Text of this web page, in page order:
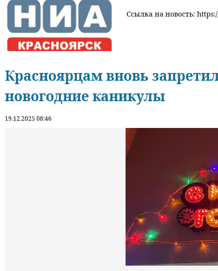
Ссылка на новость:
Красноярцам вновь
новогодние каникулы
19.12.2025 08:46